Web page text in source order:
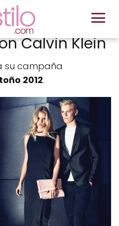
Calvin Klein
su campaña
2012.